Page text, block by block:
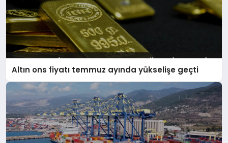
Altın ons fiyatı temmuz ayında yükselişe geçti